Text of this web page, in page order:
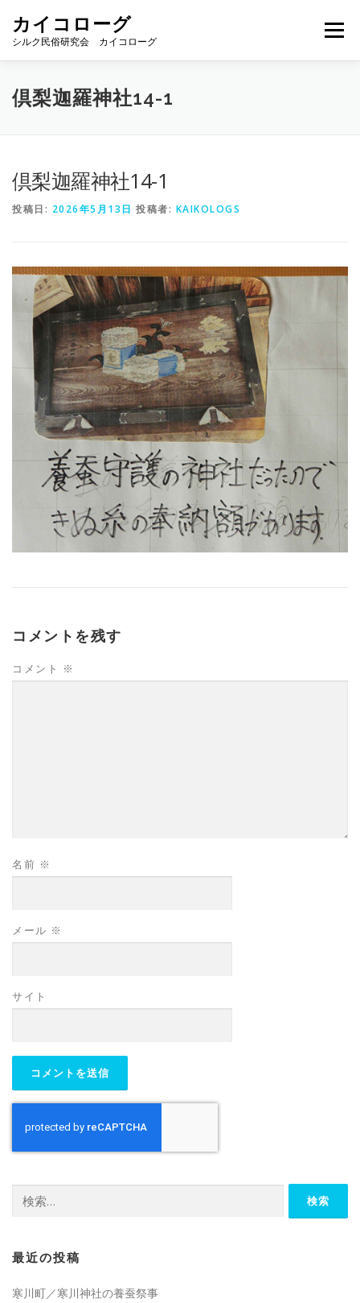
カイコローグ
シルク民俗研究会 カイコローグ
メニュー
カイコローグの歩み 資料館図書
倶梨迦羅神社14-1
倶梨迦羅神社14-1
投稿日: 2026年5月13日 投稿者: KAIKOLOGS
コメントを残す
コメント ※
名前 ※
メール ※
サイト
索:
最近の投稿
寒川町／寒川神社の養蚕祭事